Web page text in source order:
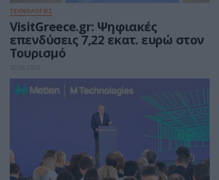
ΤΕΧΝΟΛΟΓΙΕΣ
VisitGreece.gr: Ψηφιακές
επενδύσεις 7,22 εκατ. ευρώ στον
Τουρισμό
30.06.2026